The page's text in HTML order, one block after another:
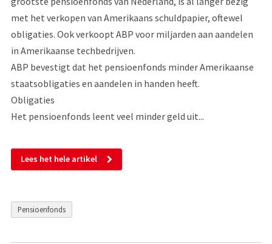
met het verkopen van Amerikaans schuldpapier, oftewel
obligaties. Ook verkoopt ABP voor miljarden aan aandelen
in Amerikaanse techbedrijven.
ABP bevestigt dat het pensioenfonds minder Amerikaanse
staatsobligaties en aandelen in handen heeft.
Obligaties
Het pensioenfonds leent veel minder geld uit...
Lees het hele artikel
Pensioenfonds